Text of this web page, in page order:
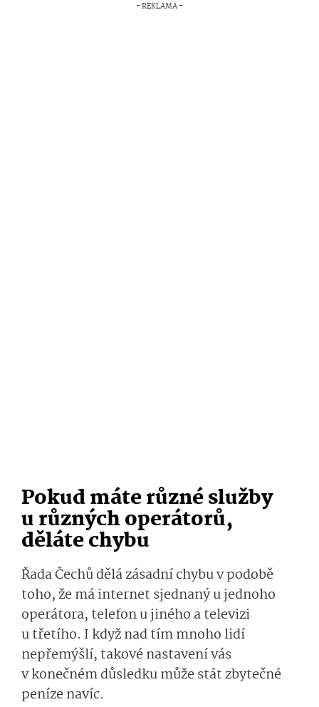
Pokud máte různé služby
u různých operátorů,
děláte chybu
Řada Čechů dělá zásadní chybu v podobě
toho, že má internet sjednaný u jednoho
operátora, telefon u jiného a televizi
u třetího. I když nad tím mnoho lidí
nepřemýšlí, takové nastavení vás
v konečném důsledku může stát zbytečné
peníze navíc.